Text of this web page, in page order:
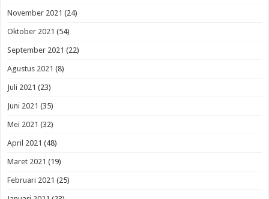
November 2021 (24)
Oktober 2021 (54)
September 2021 (22)
Agustus 2021 (8)
Juli 2021 (23)
Juni 2021 (35)
Mei 2021 (32)
April 2021 (48)
Maret 2021 (19)
Februari 2021 (25)